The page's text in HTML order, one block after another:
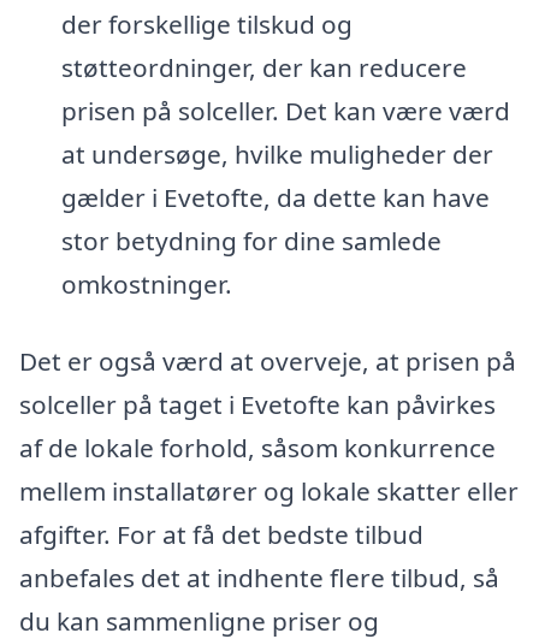
der forskellige tilskud og
støtteordninger, der kan reducere
prisen på solceller. Det kan være værd
at undersøge, hvilke muligheder der
gælder i Evetofte, da dette kan have
stor betydning for dine samlede
omkostninger.
Det er også værd at overveje, at prisen på
solceller på taget i Evetofte kan påvirkes
af de lokale forhold, såsom konkurrence
mellem installatører og lokale skatter eller
afgifter. For at få det bedste tilbud
anbefales det at indhente flere tilbud, så
du kan sammenligne priser og